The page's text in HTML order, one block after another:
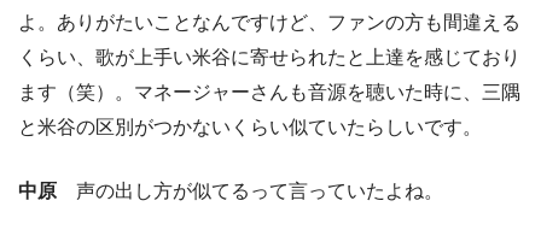
よ。ありがたいことなんですけど、ファンの方も間違える
くらい、歌が上手い米谷に寄せられたと上達を感じており
ます（笑）。マネージャーさんも音源を聴いた時に、三隅
と米谷の区別がつかないくらい似ていたらしいです。
中原 声の出し方が似てるって言っていたよね。